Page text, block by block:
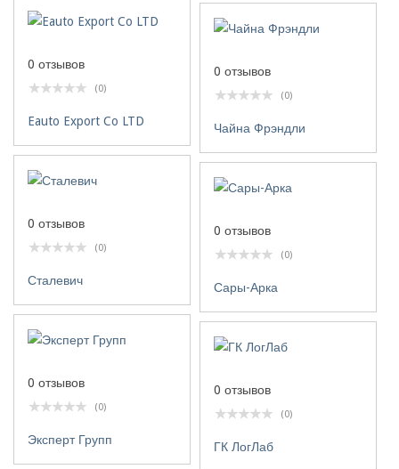
0 отзывов
(0)
Eauto Export Co LTD
0 отзывов
(0)
Чайна Фрэндли
0 отзывов
(0)
Сталевич
0 отзывов
(0)
Сары-Арка
0 отзывов
(0)
Эксперт Групп
0 отзывов
(0)
ГК ЛогЛаб